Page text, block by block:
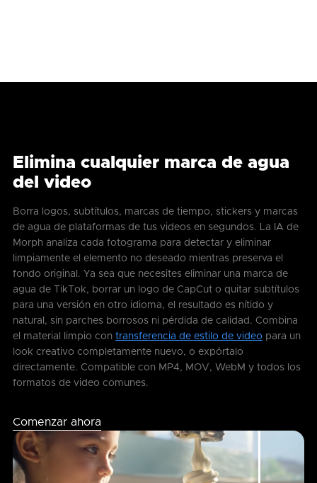
Elimina cualquier marca de agua
del video
Borra logos, subtítulos, marcas de tiempo, stickers y marcas
de agua de plataformas de tus videos en segundos. La IA de
Morph analiza cada fotograma para detectar y eliminar
limpiamente el elemento no deseado mientras preserva el
fondo original. Ya sea que necesites eliminar una marca de
agua de TikTok, borrar un logo de CapCut o quitar subtítulos
para una versión en otro idioma, el resultado es nítido y
natural, sin parches borrosos ni pérdida de calidad. Combina
el material limpio con transferencia de estilo de video para un
look creativo completamente nuevo, o expórtalo
directamente. Compatible con MP4, MOV, WebM y todos los
formatos de video comunes.
Comenzar ahora